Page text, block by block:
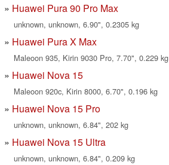
Huawei Pura 90 Pro Max
unknown, unknown, 6.90", 0.2305 kg
Huawei Pura X Max
Maleoon 935, Kirin 9030 Pro, 7.70", 0.229 kg
Huawei Nova 15
Maleoon 920c, Kirin 8000, 6.70", 0.196 kg
Huawei Nova 15 Pro
unknown, unknown, 6.84", 202 kg
Huawei Nova 15 Ultra
unknown, unknown, 6.84", 0.209 kg